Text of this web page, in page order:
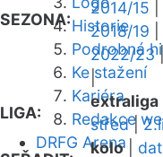
Historie
Podrobná
Ke stažení
Kariéra
Redakce
DRFG Arena
SEZONA:
2014/15
2018/19
2022/23
|
LIGA:
extraliga
střed|
kolo|